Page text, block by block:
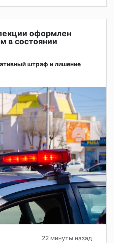
оформлен
в состоянии
штраф и лишение
22 минуты назад